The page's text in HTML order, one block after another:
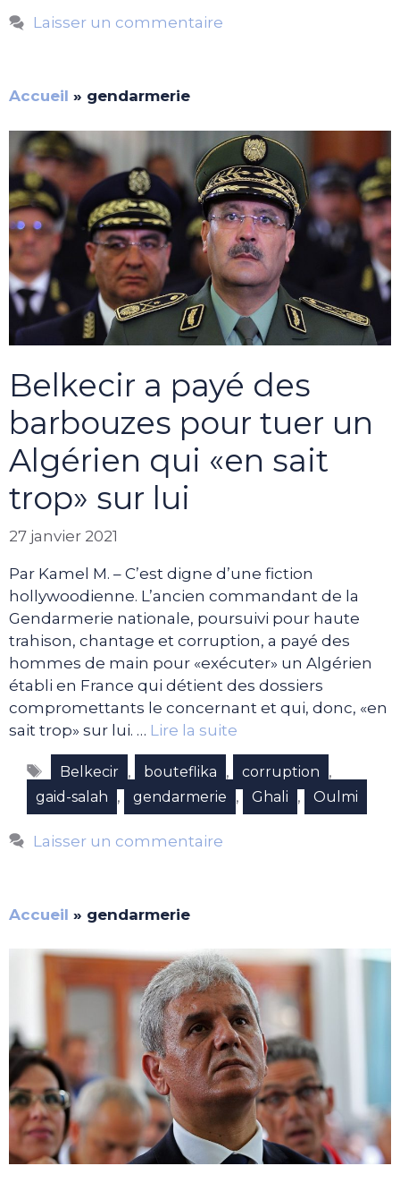
Laisser un commentaire
Accueil » gendarmerie
Belkecir a payé des
barbouzes pour tuer un
Algérien qui «en sait
trop» sur lui
27 janvier 2021
Par Kamel M. – C’est digne d’une fiction
hollywoodienne. L’ancien commandant de la
Gendarmerie nationale, poursuivi pour haute
trahison, chantage et corruption, a payé des
hommes de main pour «exécuter» un Algérien
établi en France qui détient des dossiers
compromettants le concernant et qui, donc, «en
sait trop» sur lui. … Lire la suite
Étiquettes
Belkecir , bouteflika , corruption ,
gaid-salah , gendarmerie , Ghali , Oulmi
Laisser un commentaire
Accueil » gendarmerie